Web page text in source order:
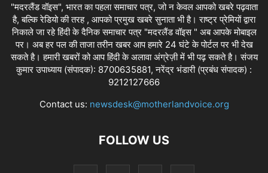
"मदरलैंड वॉइस", भारत का पहला समाचार पत्र, जो न केवल आपको खबरे पढ़वाता
है, बल्कि रेडियो की तरह , आपको प्रमुख खबरे सुनाता भी है। राष्ट्र प्रेमियों द्वारा
निकाले जा रहे हिंदी के दैनिक समाचार पत्र "मदरलैंड वॉइस " अब आपके मोबाइल
पर। अब हर पल की ताजा तरीन खबर आप हमारे 24 घंटे के पोर्टल पर भी देख
सकते है। हमारी खबरों को आप हिंदी के अलावा अंग्रेज़ी में भी पढ़ सकते है। संजय
कुमार उपाध्याय (संपादक): 8700635881, नरेंद्र भंडारी (प्रबंध संपादक) :
9212127666
Contact us: newsdesk@motherlandvoice.org
FOLLOW US